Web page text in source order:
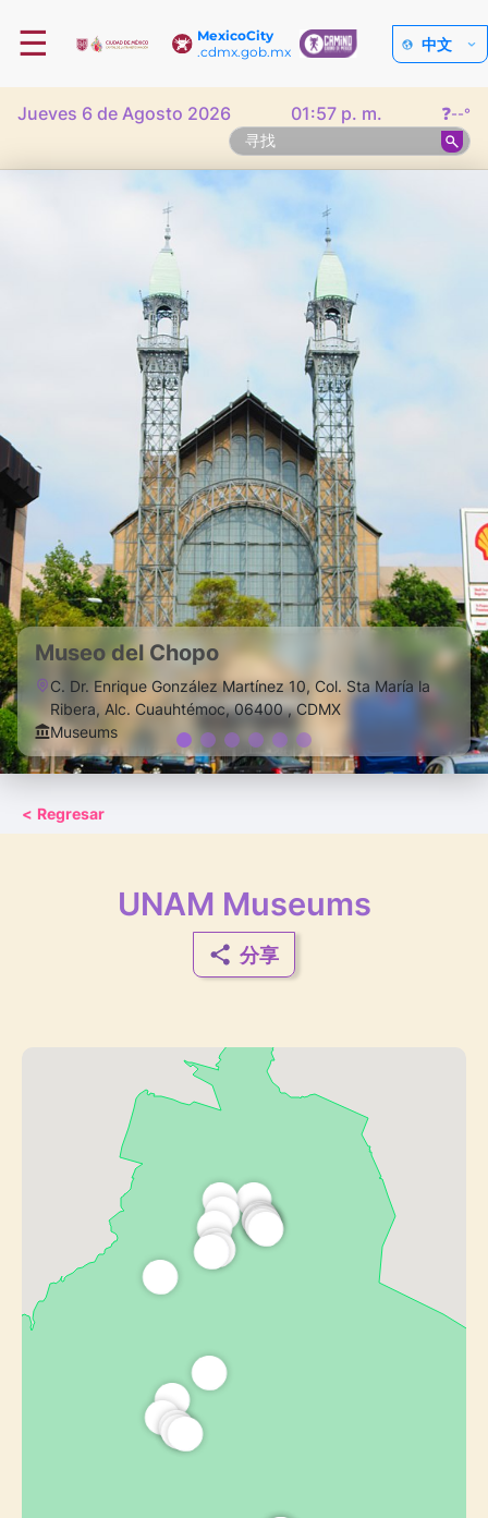
MexicoCity
.cdmx.gob.mx
☰ 中文
Jueves 6 de Agosto 2026 01:57 p. m. ❓--°
Museo del Chopo
C. Dr. Enrique González Martínez 10, Col. Sta María la
Ribera, Alc. Cuauhtémoc, 06400 , CDMX
Museums
< Regresar
UNAM Museums
分享